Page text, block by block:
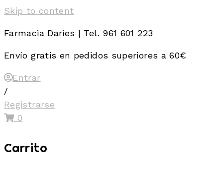
Skip to content
Farmacia Daries | Tel. 961 601 223
Envío gratis en pedidos superiores a 60€
Entrar
/
Registrarse
0
Carrito